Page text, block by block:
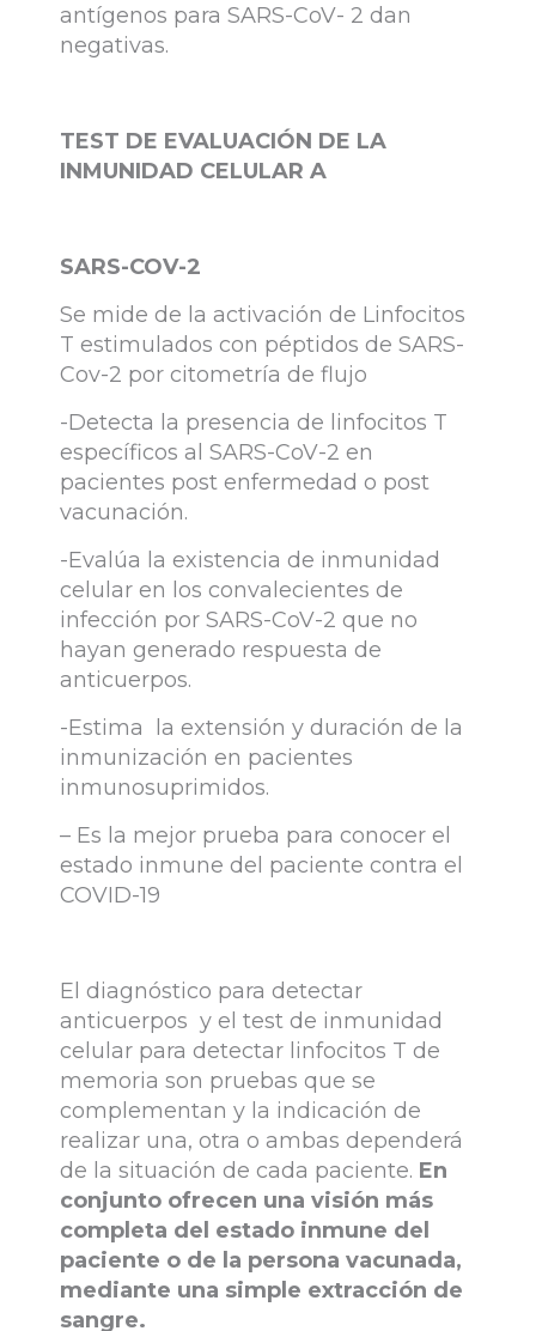
antígenos para SARS-CoV- 2 dan
negativas.
TEST DE EVALUACIÓN DE LA
INMUNIDAD CELULAR A
SARS-COV-2
Se mide de la activación de Linfocitos
T estimulados con péptidos de SARS-
Cov-2 por citometría de flujo
-Detecta la presencia de linfocitos T
específicos al SARS-CoV-2 en
pacientes post enfermedad o post
vacunación.
-Evalúa la existencia de inmunidad
celular en los convalecientes de
infección por SARS-CoV-2 que no
hayan generado respuesta de
anticuerpos.
-Estima la extensión y duración de la
inmunización en pacientes
inmunosuprimidos.
– Es la mejor prueba para conocer el
estado inmune del paciente contra el
COVID-19
El diagnóstico para detectar
anticuerpos y el test de inmunidad
celular para detectar linfocitos T de
memoria son pruebas que se
complementan y la indicación de
realizar una, otra o ambas dependerá
de la situación de cada paciente. En
conjunto ofrecen una visión más
completa del estado inmune del
paciente o de la persona vacunada,
mediante una simple extracción de
sangre.